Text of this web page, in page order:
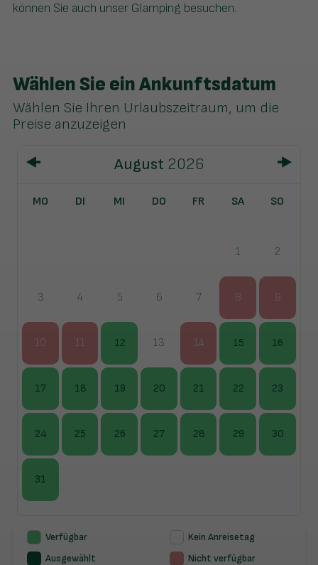
können Sie auch unser Glamping besuchen.
Wählen Sie ein Ankunftsdatum
Wählen Sie Ihren Urlaubszeitraum, um die
Preise anzuzeigen
August 2026
MO DI MI DO FR SA SO
1 2
3 4 5 6 7 8 9
10 11 12 13 14 15 16
17 18 19 20 21 22 23
24 25 26 27 28 29 30
31
Verfügbar
Kein Anreisetag
Ausgewählt
Nicht verfügbar